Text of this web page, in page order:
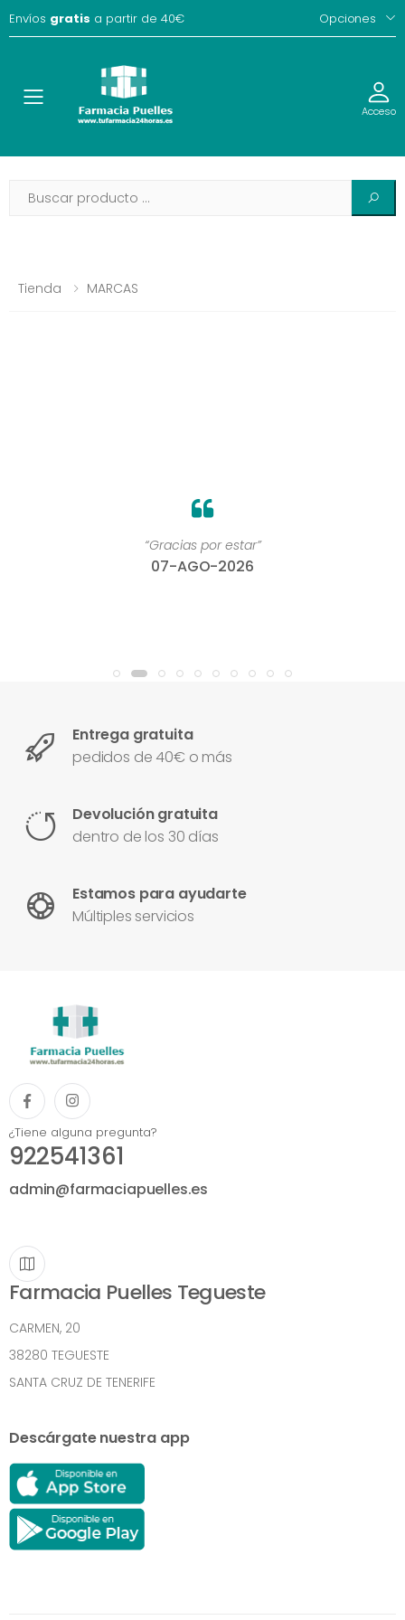
Envíos gratis a partir de 40€ Opciones
Toggle Acceso
Tienda MARCAS
“Gracias por estar”
07-AGO-2026
Entrega gratuita
pedidos de 40€ o más
Devolución gratuita
dentro de los 30 días
Estamos para ayudarte
Múltiples servicios
¿Tiene alguna pregunta?
922541361
admin@farmaciapuelles.es
Farmacia Puelles Tegueste
CARMEN, 20
38280 TEGUESTE
SANTA CRUZ DE TENERIFE
Descárgate nuestra app